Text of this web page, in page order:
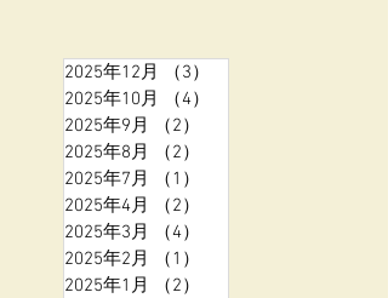
2025年12月 （3）
2025年10月
（4）
2025年9月
（2）
2025年8月
（2）
2025年7月
（1）
2025年4月
（2）
2025年3月
（4）
2025年2月
（1）
2025年1月
（2）